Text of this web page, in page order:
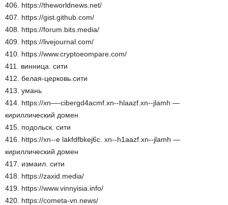
406. https://theworldnews.net/
407. https://gist.github.com/
408. https://forum.bits.media/
409. https://livejournal.com/
410. https://www.cryptoeompare.com/
411. винница. сити
412. белая-церковь.сити
413. умань
414. https://xn—-cibergd4acmf.xn--hlaazf.xn--jlamh —
кириллический домен
415. подольск. сити
416. https://xn--e lakfdfbkej6c. xn--h1aazf.xn--jlamh —
кириллический домен
417. измаил. сити
418. https://zaxid.media/
419. https://www.vinnyisia.info/
420. https://cometa-vn.news/